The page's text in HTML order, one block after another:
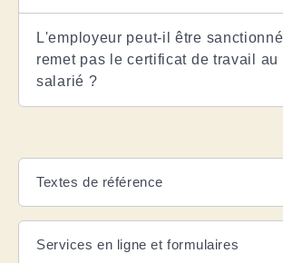
L'employeur peut-il être
remet pas le certificat de travail au
salarié ?
Textes de référence
Services en ligne et formulaires